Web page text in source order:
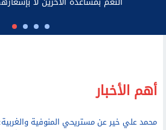
بعد تصريحات رئيس بلدية بولاية طرابزون